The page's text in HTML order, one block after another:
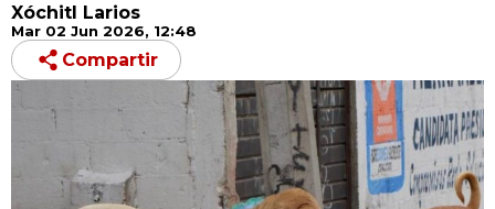
Xóchitl Larios
Mar 02 Jun 2026, 12:48
Compartir